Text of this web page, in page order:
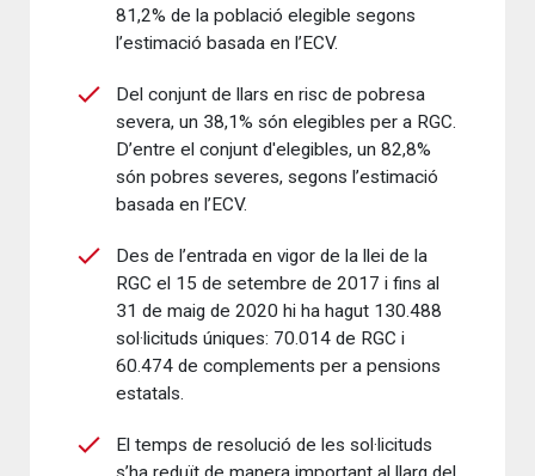
81,2% de la població elegible segons
l’estimació basada en l’ECV.
Del conjunt de llars en risc de pobresa
severa, un 38,1% són elegibles per a RGC.
D’entre el conjunt d'elegibles, un 82,8%
són pobres severes, segons l’estimació
basada en l’ECV.
Des de l’entrada en vigor de la llei de la
RGC el 15 de setembre de 2017 i fins al
31 de maig de 2020 hi ha hagut 130.488
sol·licituds úniques: 70.014 de RGC i
60.474 de complements per a pensions
estatals.
El temps de resolució de les sol·licituds